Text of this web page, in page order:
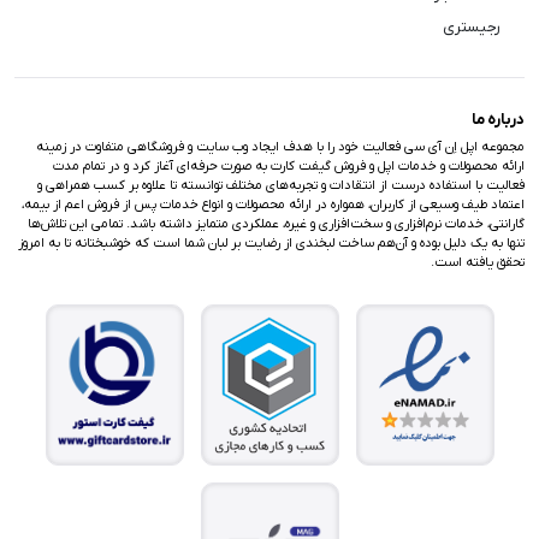
و نیم هم افزایش پیدا می‌کند. با استفاده از شارژر ۲۰ واتی گوشی
کنید یا از شارژر‌ بیسیم چند کاره برای شارژ در زمان خواب
استفاده کنید.
باتری
باتری این ساعت دارای ظرفیت ۵۴۲ میلی آمپر ساعت رسیده
است و توانایی شارژدهی تا ۳۶ ساعت را دارد. اپل واچ اولترا با
استفاده معمولی مثلاً چندین ساعت فعالیت ورزشی و استفاده از
GPS در روز و پوشیدن در هنگام خواب و پایش وضعیت خواب
به راحتی حدود ۲ روزو نیم شارژدهی دارد. این عدد با قابلیت
جدید Low Power Mode به سه روز و نیم هم افزایش پیدا
می‌کند. این ساعت توانایی پشتیبانی از شارژر ۲۰ واتی را هم دارد
و به مدت ۲ ساعت آن را کاملاً شارژ می‌کند.
رجیستری
درباره ما
مجموعه اپل اِن آی سی فعالیت خود را با هدف ایجاد وب سایت و فروشگاهی متفاوت در زمینه
ارائه محصولات و خدمات اپل و فروش گیفت کارت به صورت حرفه‌ای آغاز کرد و در تمام مدت
فعالیت با استفاده درست از انتقادات و تجربه‌های مختلف توانسته تا علاوه بر کسب همراهی و
اعتماد طیف وسیعی از کاربران، همواره در ارائه محصولات و انواع خدمات پس از فروش اعم از بیمه،
گارانتی، خدمات نرم‌افزاری و سخت‌افزاری و غیره، عملکردی متمایز داشته باشد. تمامی این تلاش‌ها
تنها به یک دلیل بوده و آن‌هم ساخت لبخندی از رضایت بر لبان شما است که خوشبختانه تا به امروز
تحقق یافته است.